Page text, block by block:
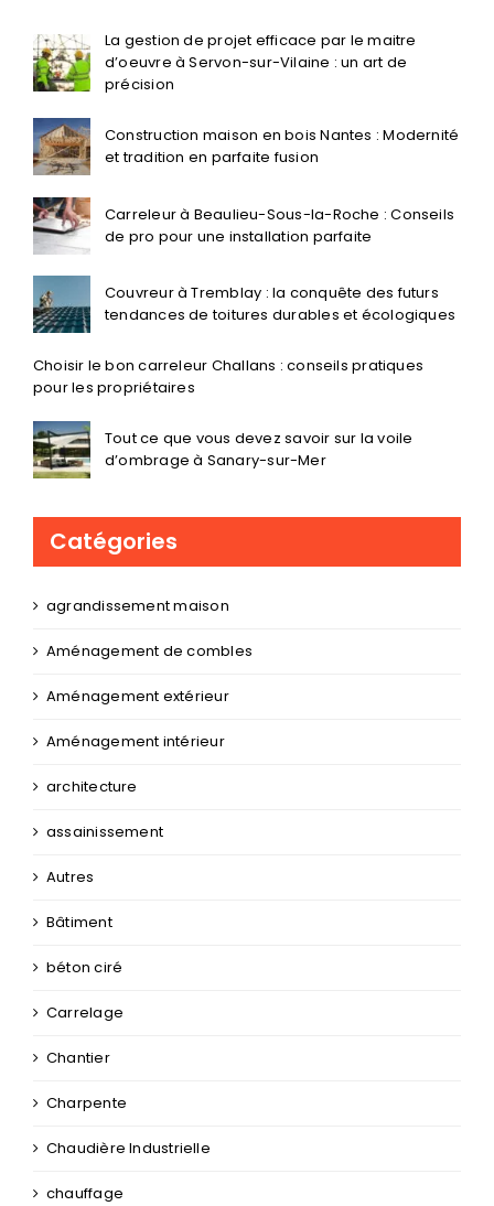
La gestion de projet efficace par le maitre
d’oeuvre à Servon-sur-Vilaine : un art de
précision
Construction maison en bois Nantes : Modernité
et tradition en parfaite fusion
Carreleur à Beaulieu-Sous-la-Roche : Conseils
de pro pour une installation parfaite
Couvreur à Tremblay : la conquête des futurs
tendances de toitures durables et écologiques
Choisir le bon carreleur Challans : conseils pratiques
pour les propriétaires
Tout ce que vous devez savoir sur la voile
d’ombrage à Sanary-sur-Mer
Catégories
agrandissement maison
Aménagement de combles
Aménagement extérieur
Aménagement intérieur
architecture
assainissement
Autres
Bâtiment
béton ciré
Carrelage
Chantier
Charpente
Chaudière Industrielle
chauffage